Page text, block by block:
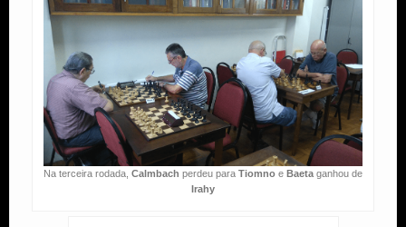
Na terceira rodada, Calmbach perdeu para Tiomnoe Baetaganhou de
Irahy